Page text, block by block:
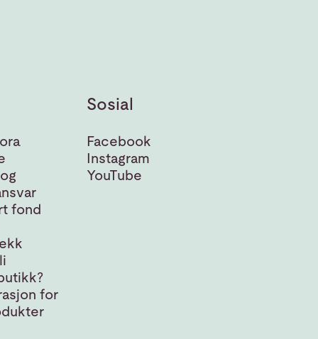
fond
for
Sosial
Facebook
Instagram
YouTube